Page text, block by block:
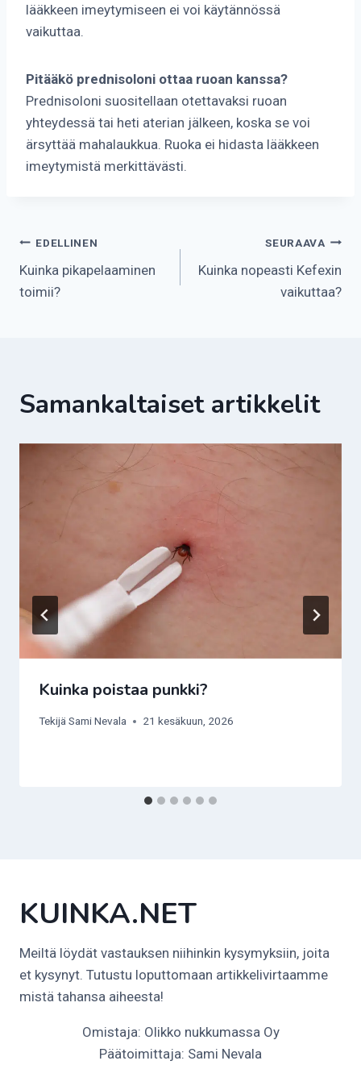
lääkkeen imeytymiseen ei voi käytännössä
vaikuttaa.
Pitääkö prednisoloni ottaa ruoan kanssa?
Prednisoloni suositellaan otettavaksi ruoan
yhteydessä tai heti aterian jälkeen, koska se voi
ärsyttää mahalaukkua. Ruoka ei hidasta lääkkeen
imeytymistä merkittävästi.
Artikkelien
selaus
EDELLINEN
Kuinka pikapelaaminen
toimii?
SEURAAVA
Kuinka nopeasti Kefexin
vaikuttaa?
Samankaltaiset artikkelit
Kuinka poistaa punkki?
TekijäSami Nevala 21 kesäkuun, 2026
KUINKA.NET
Meiltä löydät vastauksen niihinkin kysymyksiin, joita
et kysynyt. Tutustu loputtomaan artikkelivirtaamme
mistä tahansa aiheesta!
Omistaja: Olikko nukkumassa Oy
Päätoimittaja: Sami Nevala